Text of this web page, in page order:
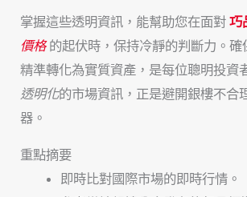
掌握這些透明資訊，能幫助您在面對巧
價格 的起伏時，保持冷靜的判斷力。
精準轉化為實質資產，是每位聰明投資
透明化的市場資訊，正是避開銀樓不合
器。
重點摘要
即時比對國際市場的即時行情。